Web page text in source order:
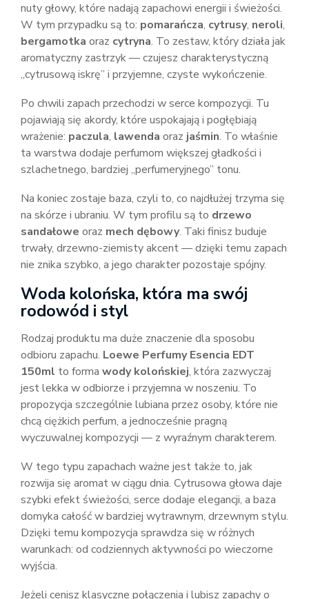
nuty głowy, które nadają zapachowi energii i świeżości.
W tym przypadku są to: pomarańcza, cytrusy, neroli,
bergamotka oraz cytryna. To zestaw, który działa jak
aromatyczny zastrzyk — czujesz charakterystyczną
„cytrusową iskrę” i przyjemne, czyste wykończenie.
Po chwili zapach przechodzi w serce kompozycji. Tu
pojawiają się akordy, które uspokajają i pogłębiają
wrażenie: paczula, lawenda oraz jaśmin. To właśnie
ta warstwa dodaje perfumom większej gładkości i
szlachetnego, bardziej „perfumeryjnego” tonu.
Na koniec zostaje baza, czyli to, co najdłużej trzyma się
na skórze i ubraniu. W tym profilu są to drzewo
sandałowe oraz mech dębowy. Taki finisz buduje
trwały, drzewno-ziemisty akcent — dzięki temu zapach
nie znika szybko, a jego charakter pozostaje spójny.
Woda kolońska, która ma swój
rodowód i styl
Rodzaj produktu ma duże znaczenie dla sposobu
odbioru zapachu. Loewe Perfumy Esencia EDT
150ml to forma wody kolońskiej, która zazwyczaj
jest lekka w odbiorze i przyjemna w noszeniu. To
propozycja szczególnie lubiana przez osoby, które nie
chcą ciężkich perfum, a jednocześnie pragną
wyczuwalnej kompozycji — z wyraźnym charakterem.
W tego typu zapachach ważne jest także to, jak
rozwija się aromat w ciągu dnia. Cytrusowa głowa daje
szybki efekt świeżości, serce dodaje elegancji, a baza
domyka całość w bardziej wytrawnym, drzewnym stylu.
Dzięki temu kompozycja sprawdza się w różnych
warunkach: od codziennych aktywności po wieczorne
wyjścia.
Jeżeli cenisz klasyczne połączenia i lubisz zapachy o